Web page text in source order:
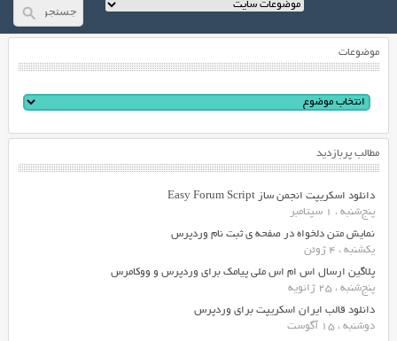
موضوعات
مطالب پربازدید
دانلود اسکریپت انجمن ساز Easy Forum Script
پنج‌شنبه ، 1 سپتامبر
نمایش متن دلخواه در صفحه ی ثبت نام وردپرس
یکشنبه ، 4 ژوئن
پلاگین ارسال اس ام اس ملی پیامک برای وردپرس و ووکامرس
پنج‌شنبه ، 25 ژانویه
دانلود قالب ایران اسکریپت برای وردپرس
دوشنبه ، 15 آگوست